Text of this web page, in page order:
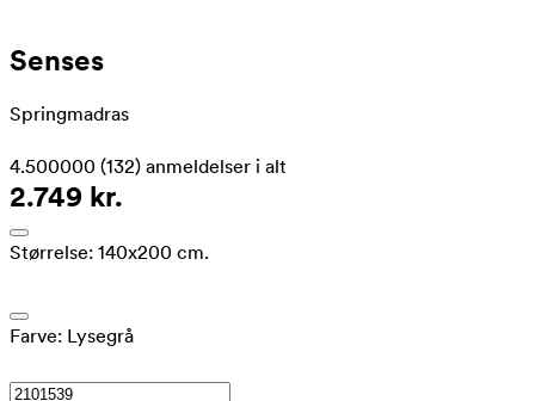
Senses
Springmadras
4.500000 (132) anmeldelser i alt
2.749 kr.
Størrelse: 140x200 cm.
Farve: Lysegrå